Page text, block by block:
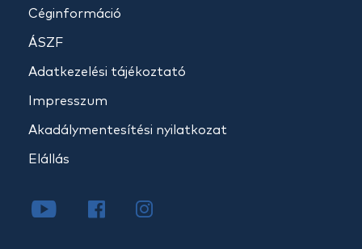
Céginformáció
ÁSZF
Adatkezelési tájékoztató
Impresszum
Akadálymentesítési nyilatkozat
Elállás